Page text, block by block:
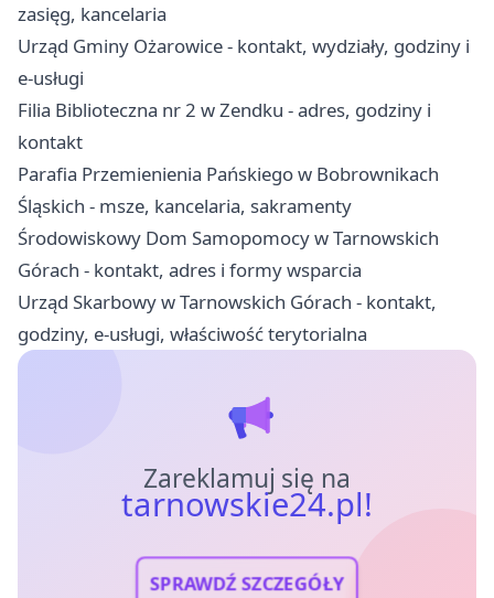
zasięg, kancelaria
Urząd Gminy Ożarowice - kontakt, wydziały, godziny i
e-usługi
Filia Biblioteczna nr 2 w Zendku - adres, godziny i
kontakt
Parafia Przemienienia Pańskiego w Bobrownikach
Śląskich - msze, kancelaria, sakramenty
Środowiskowy Dom Samopomocy w Tarnowskich
Górach - kontakt, adres i formy wsparcia
Urząd Skarbowy w Tarnowskich Górach - kontakt,
godziny, e-usługi, właściwość terytorialna
Zareklamuj się na
tarnowskie24.pl!
SPRAWDŹ SZCZEGÓŁY